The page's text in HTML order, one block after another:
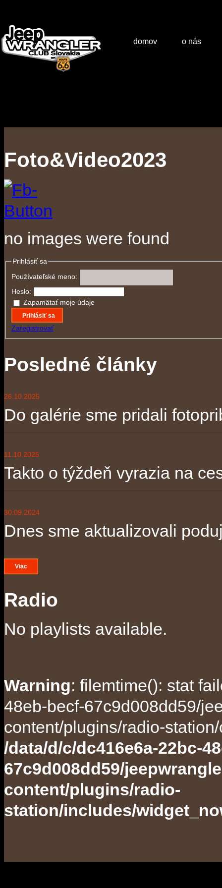
domov o nás
Foto&Video2023
no images were found
Prihlásiť sa
Používateľské meno:
Heslo:
Zapamätať moje údaje
Prihlásiť sa
Zaregistrovať
Posledné články
26.10.2025
Do galérie sme pridali
11.10.2025
Takto o týždeň vyrazia na
30.09.2024
Dnes sme aktualizovali
Viac
Radio
No playlists available.
Warning: filemtime(): stat
48eb-becf-67c9d008dd59/
content/plugins/radio-
/data/d/c/dc416e6a-22bc-
67c9d008dd59/
content/plugins/radio-
station/includes/